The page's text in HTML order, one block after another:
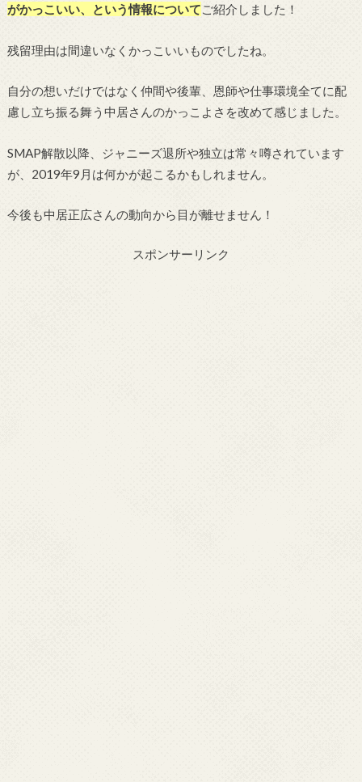
がかっこいい、という情報についてご紹介しました！
残留理由は間違いなくかっこいいものでしたね。
自分の想いだけではなく仲間や後輩、恩師や仕事環境全てに配
慮し立ち振る舞う中居さんのかっこよさを改めて感じました。
SMAP解散以降、ジャニーズ退所や独立は常々噂されています
が、2019年9月は何かが起こるかもしれません。
今後も中居正広さんの動向から目が離せません！
スポンサーリンク